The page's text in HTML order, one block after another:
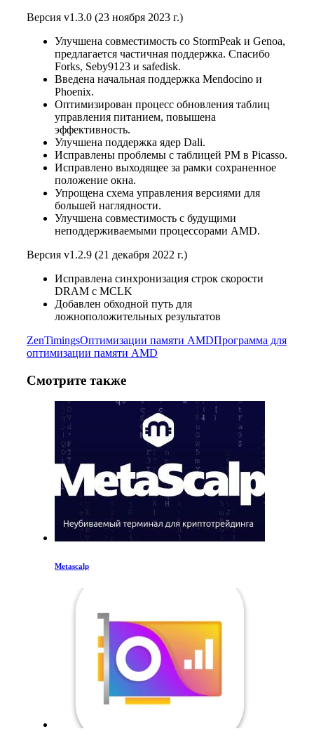
Версия v1.3.0 (23 ноября 2023 г.)
Улучшена совместимость со StormPeak и Genoa,
предлагается частичная поддержка. Спасибо
Forks, Seby9123 и safedisk.
Введена начальная поддержка Mendocino и
Phoenix.
Оптимизирован процесс обновления таблиц
управления питанием, повышена
эффективность.
Улучшена поддержка ядер Dali.
Исправлены проблемы с таблицей PM в Picasso.
Исправлено выходящее за рамки сохраненное
положение окна.
Упрощена схема управления версиями для
большей наглядности.
Улучшена совместимость с будущими
неподдерживаемыми процессорами AMD.
Версия v1.2.9 (21 декабря 2022 г.)
Исправлена синхронизация строк скорости
DRAM с MCLK
Добавлен обходной путь для
ложноположительных результатов
ZenTimingsОптимизации памяти AMDПрограмма для
оптимизации памяти AMD
Смотрите также
Metascalp